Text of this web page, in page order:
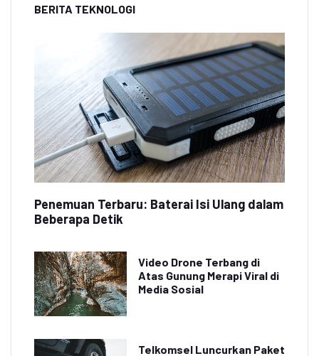
BERITA TEKNOLOGI
Penemuan Terbaru: Baterai Isi Ulang dalam
Beberapa Detik
Video Drone Terbang di
Atas Gunung Merapi Viral di
Media Sosial
Telkomsel Luncurkan Paket